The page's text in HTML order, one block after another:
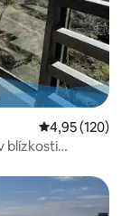
Priemerné
4,95 (120)
blízkosti